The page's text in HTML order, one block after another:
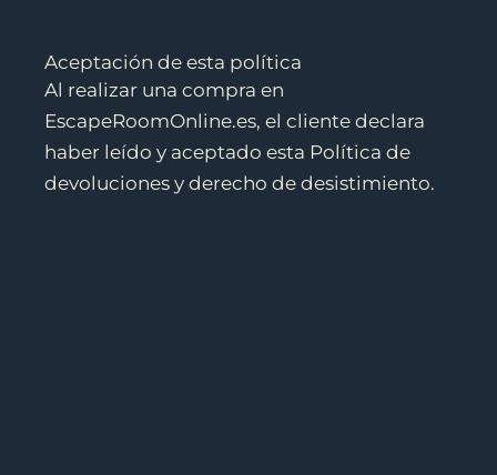
Aceptación de esta política
Al realizar una compra en
EscapeRoomOnline.es, el cliente declara
haber leído y aceptado esta Política de
devoluciones y derecho de desistimiento.